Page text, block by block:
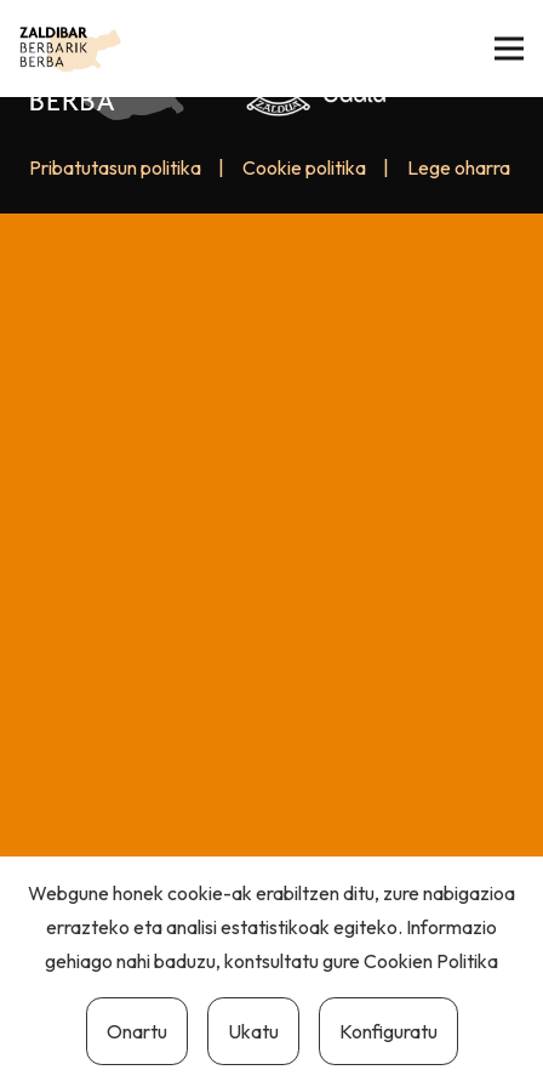
Pribatutasun politika Cookie politika Lege oharra
Webgune honek cookie-ak erabiltzen ditu, zure nabigazioa
errazteko eta analisi estatistikoak egiteko. Informazio
gehiago nahi baduzu, kontsultatu gureCookien Politika
Onartu Ukatu Konfiguratu